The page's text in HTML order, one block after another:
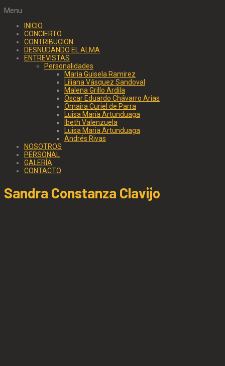
Menu
INICIO
CONCIERTO
CONTRIBUCION
DESNUDANDO EL ALMA
ENTREVISTAS
Personalidades
Maria Guisela Ramirez
Liliana Vásquez Sandoval
Malena Grillo Ardila
Oscar Eduardo Chávarro Arias
Omaira Curiel de Parra
Luisa María Artunduaga
Ibeth Valenzuela
Luisa Maria Artunduaga
Andrés Rivas
NOSOTROS
PERSONAL
GALERÍA
CONTACTO
Sandra Constanza Clavijo